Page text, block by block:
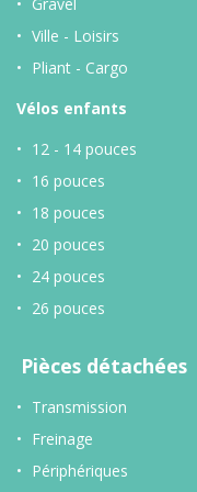
Gravel
Ville - Loisirs
Pliant - Cargo
Vélos enfants
12 - 14 pouces
16 pouces
18 pouces
20 pouces
24 pouces
26 pouces
Pièces détachées
Transmission
Freinage
Périphériques